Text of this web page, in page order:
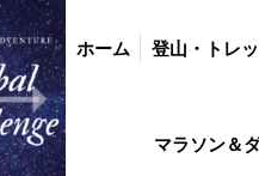
ホーム 登山・トレ
マラソン＆
登山・トレッキング バイク・